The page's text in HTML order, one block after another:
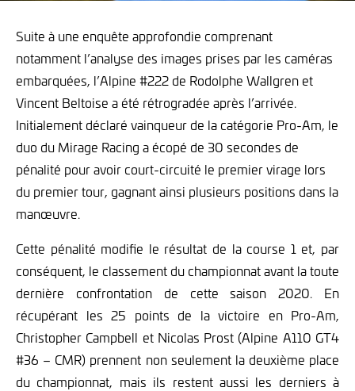
Suite à une enquête approfondie comprenant
notamment l’analyse des images prises par les caméras
embarquées, l’Alpine #222 de Rodolphe Wallgren et
Vincent Beltoise a été rétrogradée après l’arrivée.
Initialement déclaré vainqueur de la catégorie Pro-Am, le
duo du Mirage Racing a écopé de 30 secondes de
pénalité pour avoir court-circuité le premier virage lors
du premier tour, gagnant ainsi plusieurs positions dans la
manœuvre.
Cette pénalité modifie le résultat de la course 1 et, par
conséquent, le classement du championnat avant la toute
dernière confrontation de cette saison 2020. En
récupérant les 25 points de la victoire en Pro-Am,
Christopher Campbell et Nicolas Prost (Alpine A110 GT4
#36 – CMR) prennent non seulement la deuxième place
du championnat, mais ils restent aussi les derniers à